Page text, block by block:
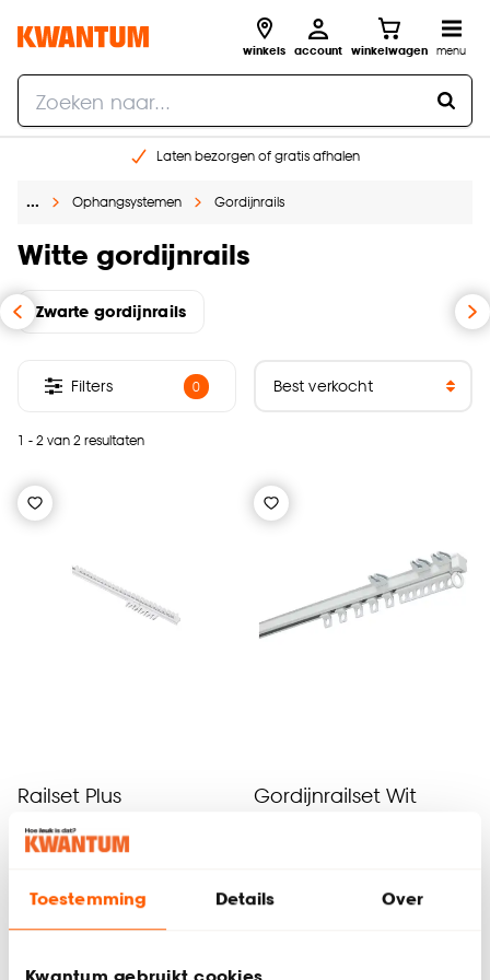
Toestemming Details Over
winkels account winkelwagen menu
Laten bezorgen of gratis afhalen
Gratis raam advies en opmeten aan huis
… Ophangsystemen Gordijnrails
Witte gordijnrails
Zwarte gordijnrails
1 - 2 van 2 resultaten
Filters 0
Railset Plus
42.
-
Bezorgen 4 werkdagen
Gordijnrailset Wit
57.
Bezorgen 4 werkdagen